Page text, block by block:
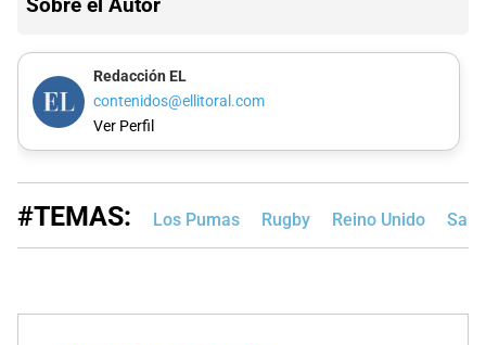
Redacción EL
contenidos@ellitoral.com
Ver Perfil
#TEMAS: Los Pumas Rugby Reino Unido San